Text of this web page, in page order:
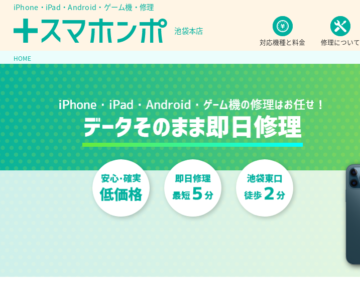
iPhone・iPad・Android・ゲーム機・修理
池袋本店
対応機種と料金 修理について
HOME